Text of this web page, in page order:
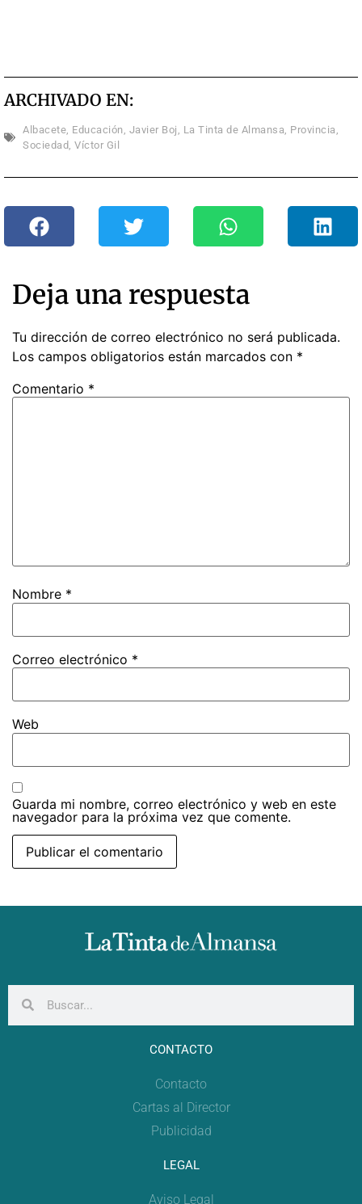
ARCHIVADO EN:
Albacete, Educación, Javier Boj , La Tinta de Almansa, Provincia ,
Sociedad , Víctor Gil
Deja una respuesta
Tu dirección de correo electrónico no será publicada.
Los campos obligatorios están marcados con *
Comentario *
Nombre *
Correo electrónico *
Web
Guarda mi nombre, correo electrónico y web en este
navegador para la próxima vez que comente.
CONTACTO
Contacto
Cartas al Director
Publicidad
LEGAL
Aviso Legal